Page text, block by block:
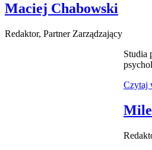
Maciej Chabowski
Redaktor, Partner Zarządzający
Studia
Czytaj